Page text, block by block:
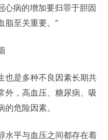
心病的增加要归罪于胆固
脂至关重要。”
是多种不良因素长期共
外，高血压、糖尿病、吸
危险因素。
平与血压之间都存在着